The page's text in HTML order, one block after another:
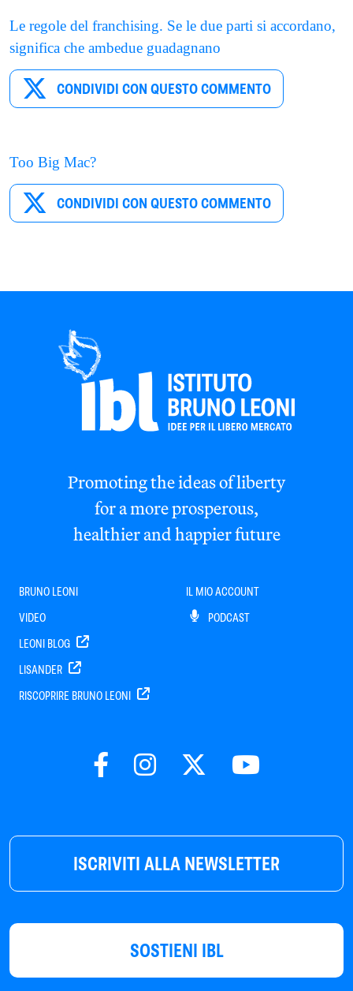
Le regole del franchising. Se le due parti si accordano,
significa che ambedue guadagnano
CONDIVIDI CON QUESTO COMMENTO
Too Big Mac?
CONDIVIDI CON QUESTO COMMENTO
ISCRIVITI ALLA NEWSLETTER
SOSTIENI IBL
Promoting the ideas of liberty
for a more prosperous,
healthier and happier future
BRUNO LEONI
VIDEO
LEONI BLOG
LISANDER
RISCOPRIRE BRUNO LEONI
IL MIO ACCOUNT
PODCAST